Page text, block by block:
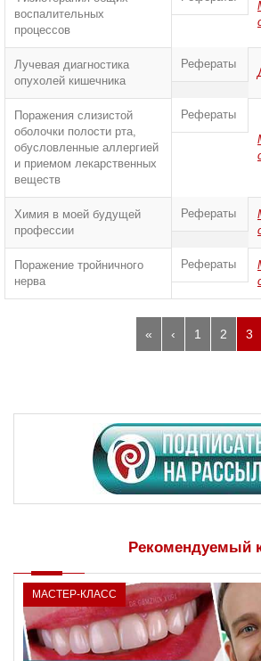
воспалительных
процессов
Лучевая диагностика
опухолей кишечника
Рефераты
Поражения слизистой
оболочки полости рта,
обусловленные аллергией
и приемом лекарственных
веществ
Рефераты
Химия в моей будущей
профессии
Рефераты
Поражение тройничного
нерва
Рефераты
« ‹ 1 2 3
Рекомендуемый
МАСТЕР-КЛАСС